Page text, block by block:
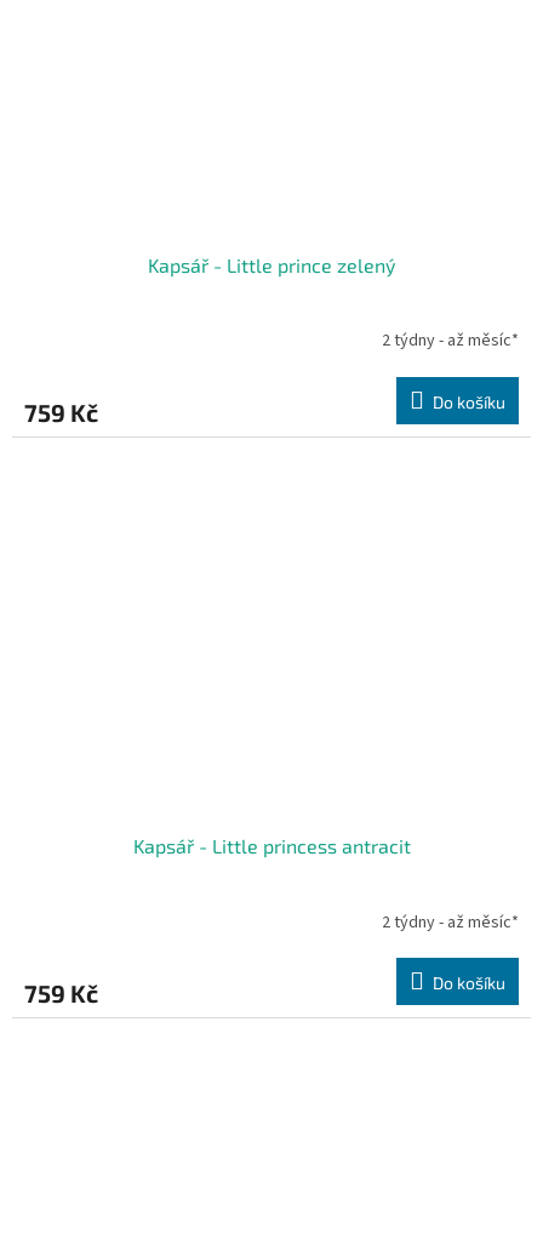
Kapsář - Little prince zelený
2 týdny - až měsíc*
759 Kč Do košíku
Kapsář - Little princess antracit
2 týdny - až měsíc*
759 Kč Do košíku